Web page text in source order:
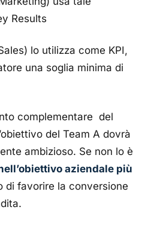
Results
lo utilizza come KPI,
una soglia minima di
complementare del
del Team A dovrà
ambizioso. Se non lo è
aziendale più
di favorire la conversione